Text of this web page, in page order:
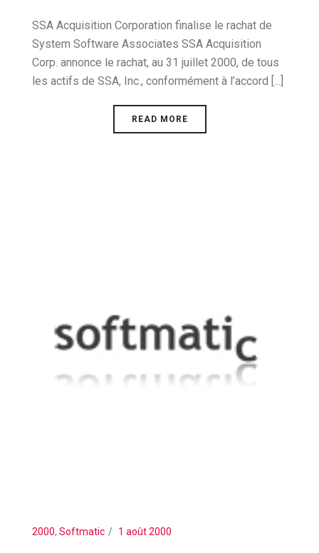
SSA Acquisition Corporation finalise le rachat de
System Software Associates SSA Acquisition
Corp. annonce le rachat, au 31 juillet 2000, de tous
les actifs de SSA, Inc., conformément à l’accord [...]
READ MORE
2000, Softmatic 1 août 2000